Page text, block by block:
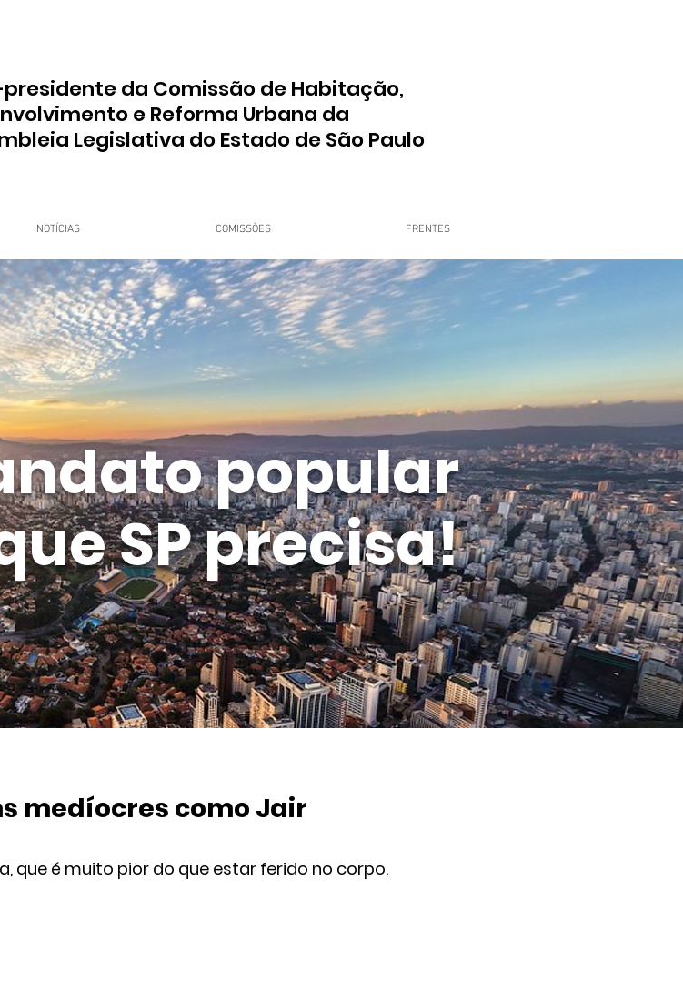
da Comissão de Habitação,
e Reforma Urbana da
Legislativa do Estado de São Paulo
NOTÍCIAS COMISSÕES FRENTES
medíocres como Jair
que é muito pior do que estar ferido no corpo.
popular
SP precisa!